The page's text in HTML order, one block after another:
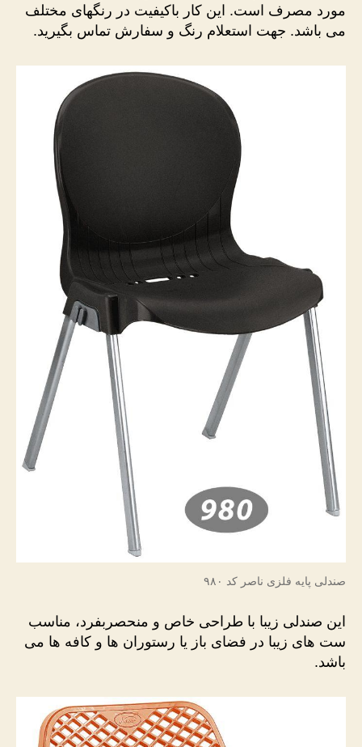
مورد مصرف است. این کار باکیفیت در رنگهای مختلف
می باشد. جهت استعلام رنگ و سفارش تماس بگیرید.
صندلی پایه فلزی ناصر کد ۹۸۰
این صندلی زیبا با طراحی خاص و منحصربفرد، مناسب
ست های زیبا در فضای باز یا رستوران ها و کافه ها می
باشد.